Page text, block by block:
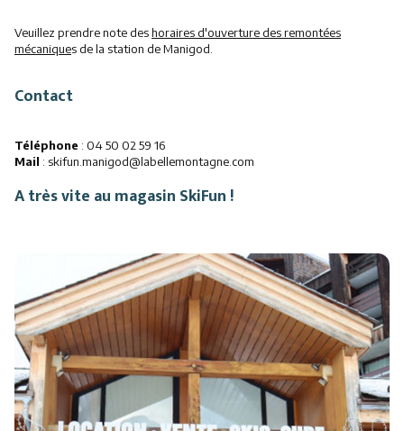
Veuillez prendre note deshoraires d'ouverture des remontées
mécaniques de la station de Manigod.
Contact
Téléphone : 04 50 02 59 16
Mail : skifun.manigod@labellemontagne.com
A très vite au magasin SkiFun !